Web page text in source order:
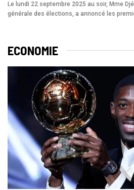
Le lundi 22 septembre 2025 au soir, Mme
générale des élections, a annoncé les
ECONOMIE